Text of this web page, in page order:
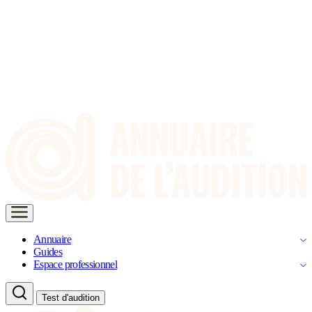
Annuaire
Guides
Espace professionnel
Test d'audition